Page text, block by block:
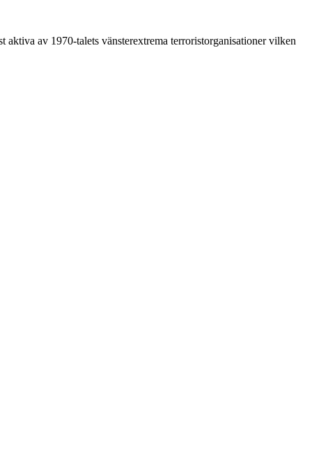
aktiva av 1970-talets vänsterextrema terroristorganisationer vilken